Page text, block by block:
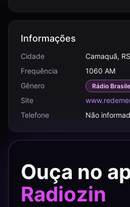
Informações
Cidade
Camaquã, RS
Frequência
1060 AM
Gênero
Rádio
Site
Telefone
Não
Ouça no
Radiozin